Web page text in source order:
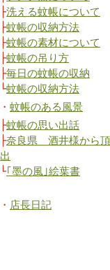
├洗える蚊帳について
├蚊帳の収納方法
├蚊帳の素材について
├蚊帳の吊り方
├毎日の蚊帳の収納
└蚊帳の収納方法
・ 蚊帳のある風景
├蚊帳の思い出話
├奈良県 酒井様から
出
└｢墨の風｣絵葉書
・ 店長日記